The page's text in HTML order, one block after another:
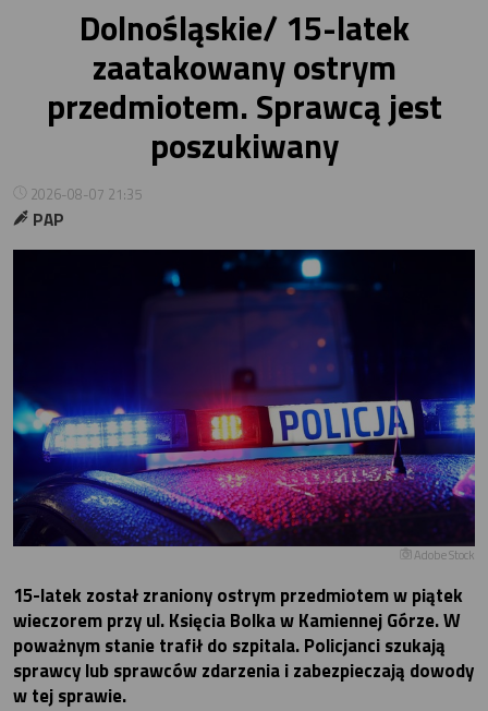
Dolnośląskie/ 15-latek
zaatakowany ostrym
przedmiotem. Sprawcą jest
poszukiwany
2026-08-07 21:35
PAP
Adobe Stock
15-latek został zraniony ostrym przedmiotem w piątek
wieczorem przy ul. Księcia Bolka w Kamiennej Górze. W
poważnym stanie trafił do szpitala. Policjanci szukają
sprawcy lub sprawców zdarzenia i zabezpieczają dowody
w tej sprawie.